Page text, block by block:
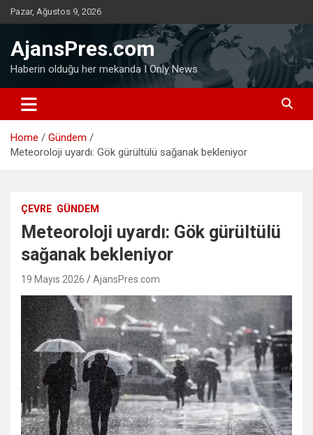
Skip
to
Pazar, Ağustos 9, 2026
AjansPres.com
Haberin olduğu her mekanda I Only News
Home
Gündem
Meteoroloji uyardı: Gök gürültülü sağanak bekleniyor
ÇEVRE GÜNDEM
Meteoroloji uyardı: Gök gürültülü
sağanak bekleniyor
19 Mayıs 2026 AjansPres.com